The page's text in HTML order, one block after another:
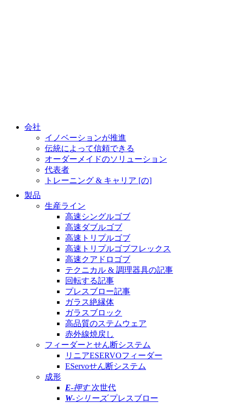
会社
イノベーションが推進
伝統によって信頼できる
オーダーメイドのソリューション
代表者
トレーニング & キャリア [の]
製品
生産ライン
高速シングルゴブ
高速ダブルゴブ
高速トリプルゴブ
高速トリプルゴブフレックス
高速クアドロゴブ
テクニカル & 調理器具の記事
回転する記事
プレスブロー記事
ガラス絶縁体
ガラスブロック
高品質のステムウェア
赤外線焼戻し
フィーダーとせん断システム
リニアESERVOフィーダー
EServoせん断システム
成形
E-押す次世代
W-シリーズプレスブロー